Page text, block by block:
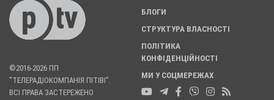
©2016-2026 ПП
"ТЕЛЕРАДІОКОМПАНІЯ ПІТІВІ".
ВСІ ПРАВА ЗАСТЕРЕЖЕНО
БЛОГИ
СТРУКТУРА ВЛАСНОСТІ
ПОЛІТИКА
КОНФІДЕНЦІЙНОСТІ
МИ У СОЦМЕРЕЖАХ